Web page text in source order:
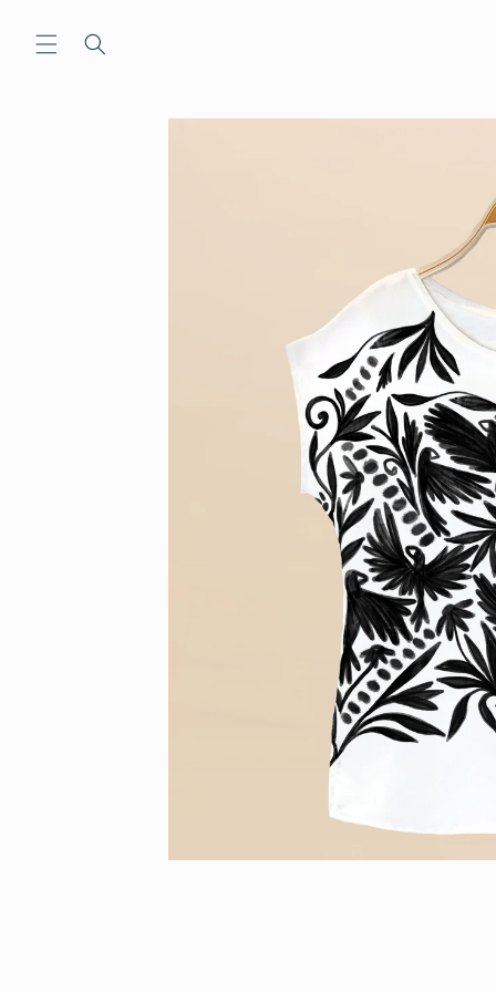
al contenido
directamente